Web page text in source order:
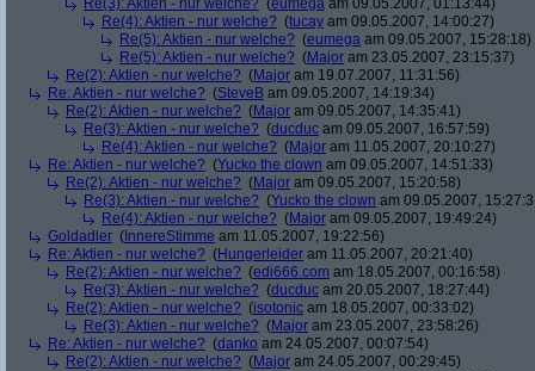
Re(3): Aktien - nur welche? (eumega am 09.05.2007, 01:13:44)
Re(4): Aktien - nur welche? (tucay am 09.05.2007, 14:00:27)
Re(5): Aktien - nur welche? (eumega am 09.05.2007, 15:28:18)
Re(5): Aktien - nur welche? (Major am 23.05.2007, 23:15:37)
Re(2): Aktien - nur welche? (Major am 19.07.2007, 11:31:56)
Re: Aktien - nur welche? (SteveB am 09.05.2007, 14:19:34)
Re(2): Aktien - nur welche? (Major am 09.05.2007, 14:35:41)
Re(3): Aktien - nur welche? (ducduc am 09.05.2007, 16:57:59)
Re(4): Aktien - nur welche? (Major am 11.05.2007, 20:10:27)
Re: Aktien - nur welche? (Yucko the clown am 09.05.2007, 14:51:33)
Re(2): Aktien - nur welche? (Major am 09.05.2007, 15:20:58)
Re(3): Aktien - nur welche? (Yucko the clown am 09.05.2007,
Re(4): Aktien - nur welche? (Major am 09.05.2007, 19:49:24)
Goldadler ( InnereStimme am 11.05.2007, 19:22:56)
Re: Aktien - nur welche? (Hungerleider am 11.05.2007, 20:21:40)
Re(2): Aktien - nur welche? (edi666.com am 18.05.2007, 00:16:58)
Re(3): Aktien - nur welche? (ducduc am 20.05.2007, 18:27:44)
Re(2): Aktien - nur welche? (isotonic am 18.05.2007, 00:33:02)
Re(3): Aktien - nur welche? (Major am 23.05.2007, 23:58:26)
Re: Aktien - nur welche? (danko am 24.05.2007, 00:07:54)
Re(2): Aktien - nur welche? (Major am 24.05.2007, 00:29:45)